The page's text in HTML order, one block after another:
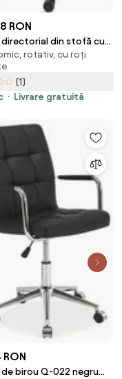
RON
directorial din stofă cu
și arcuri OFF 709
rotativ, cu roți
(1)
Livrare gratuită
de birou Q-022 negru